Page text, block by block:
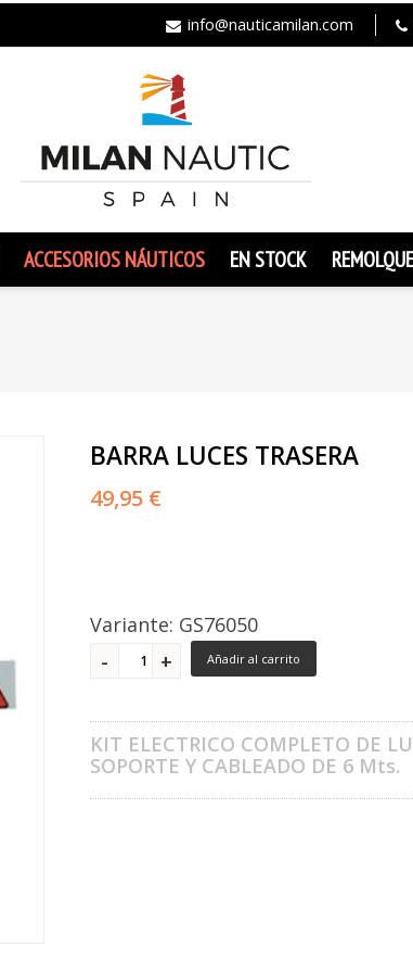
info@nauticamilan.com
ACCESORIOS NÁUTICOS EN STOCK
BARRA LUCES TRASERA
49,95 €
Variante: GS76050
Añadir al carrito
KIT ELECTRICO COMPLETO DE
SOPORTE Y CABLEADO DE 6 Mts.